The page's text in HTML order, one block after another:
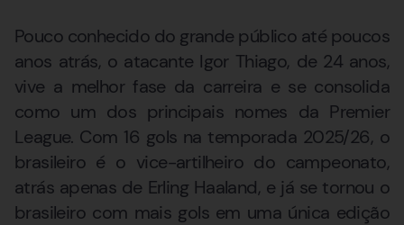
Pouco conhecido do grande público até poucos
anos atrás, o atacante Igor Thiago, de 24 anos,
vive a melhor fase da carreira e se consolida
como um dos principais nomes da Premier
League. Com 16 gols na temporada 2025/26, o
brasileiro é o vice-artilheiro do campeonato,
atrás apenas de Erling Haaland, e já se tornou o
brasileiro com mais gols em uma única edição